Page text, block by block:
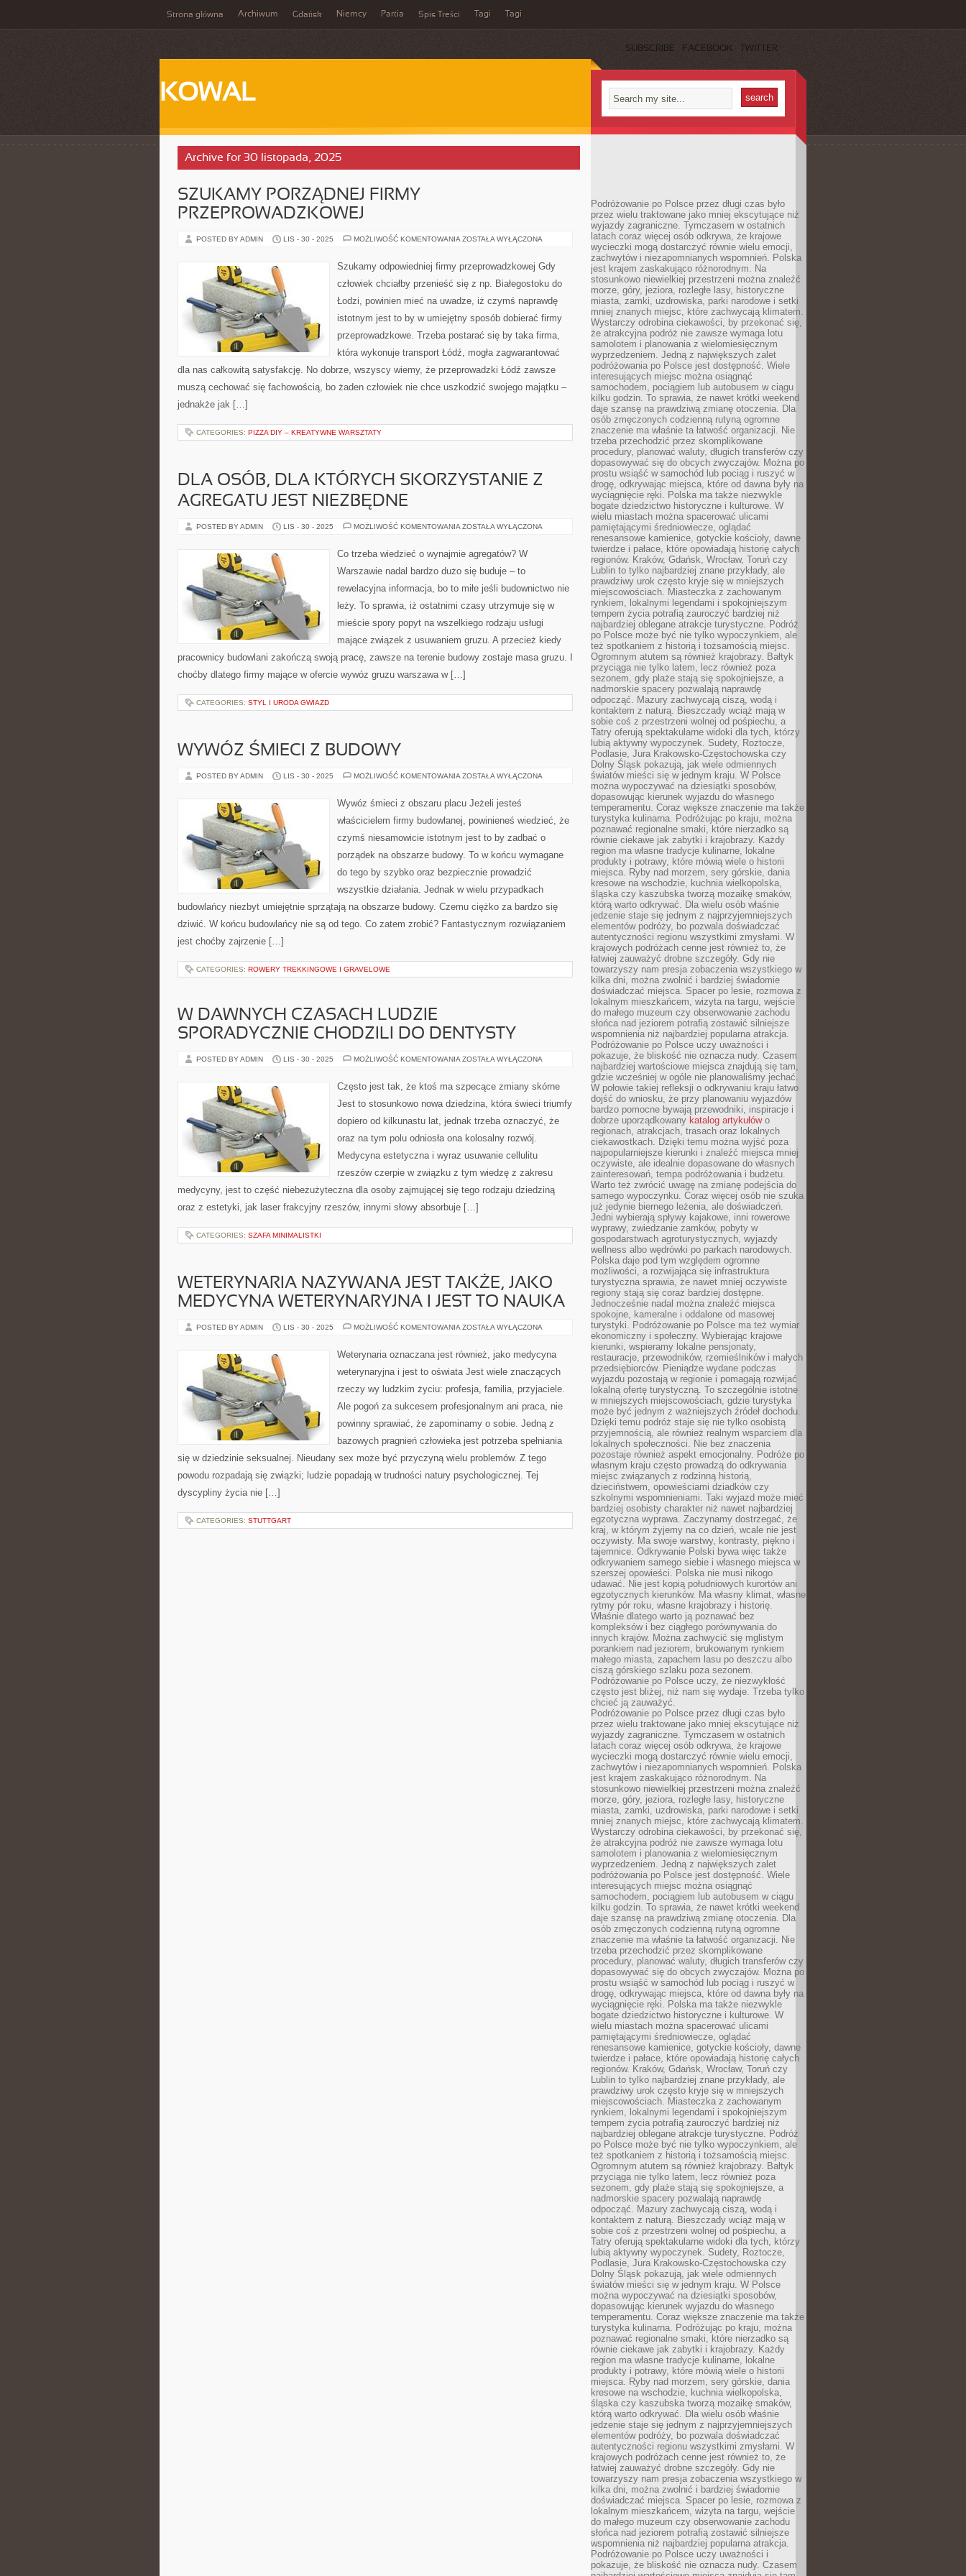
Strona główna Archiwum Gdańsk Niemcy Partia Spis Treści Tagi Tagi
SUBSCRIBE FACEBOOK TWITTER
KOWAL
Archive for 30 listopada, 2025
SZUKAMY PORZĄDNEJ FIRMY
PRZEPROWADZKOWEJ
POSTED BY ADMIN LIS - 30 - 2025 MOŻLIWOŚĆ KOMENTOWANIA SZUKAMY
PRZEPROWADZKOWEJ
ZOSTAŁA WYŁĄCZONA
Szukamy odpowiedniej firmy przeprowadzkowej Gdy
człowiek chciałby przenieść się z np. Białegostoku do
Łodzi, powinien mieć na uwadze, iż czymś naprawdę
istotnym jest to by w umiejętny sposób dobierać firmy
przeprowadzkowe. Trzeba postarać się by taka firma,
która wykonuje transport Łódź, mogła zagwarantować
dla nas całkowitą satysfakcję. No dobrze, wszyscy wiemy, że przeprowadzki Łódź zawsze
muszą cechować się fachowością, bo żaden człowiek nie chce uszkodzić swojego majątku –
jednakże jak […]
CATEGORIES: PIZZA DIY – KREATYWNE WARSZTATY
DLA OSÓB, DLA KTÓRYCH SKORZYSTANIE Z
AGREGATU JEST NIEZBĘDNE
POSTED BY ADMIN LIS - 30 - 2025 MOŻLIWOŚĆ KOMENTOWANIA DLA
SKORZYSTANIE
AGREGATU
NIEZBĘDNE
ZOSTAŁA WYŁĄCZONA
Co trzeba wiedzieć o wynajmie agregatów? W
Warszawie nadal bardzo dużo się buduje – to
rewelacyjna informacja, bo to miłe jeśli budownictwo nie
leży. To sprawia, iż ostatnimi czasy utrzymuje się w
mieście spory popyt na wszelkiego rodzaju usługi
mające związek z usuwaniem gruzu. A przecież kiedy
pracownicy budowlani zakończą swoją pracę, zawsze na terenie budowy zostaje masa gruzu. I
choćby dlatego firmy mające w ofercie wywóz gruzu warszawa w […]
CATEGORIES: STYL I URODA GWIAZD
WYWÓZ ŚMIECI Z BUDOWY
POSTED BY ADMIN LIS - 30 - 2025 MOŻLIWOŚĆ KOMENTOWANIA WYWÓZ
BUDOWY
ZOSTAŁA WYŁĄCZONA
Wywóz śmieci z obszaru placu Jeżeli jesteś
właścicielem firmy budowlanej, powinieneś wiedzieć, że
czymś niesamowicie istotnym jest to by zadbać o
porządek na obszarze budowy. To w końcu wymagane
do tego by szybko oraz bezpiecznie prowadzić
wszystkie działania. Jednak w wielu przypadkach
budowlańcy niezbyt umiejętnie sprzątają na obszarze budowy. Czemu ciężko za bardzo się
dziwić. W końcu budowlańcy nie są od tego. Co zatem zrobić? Fantastycznym rozwiązaniem
jest choćby zajrzenie […]
CATEGORIES: ROWERY TREKKINGOWE I GRAVELOWE
W DAWNYCH CZASACH LUDZIE
SPORADYCZNIE CHODZILI DO DENTYSTY
POSTED BY ADMIN LIS - 30 - 2025 MOŻLIWOŚĆ KOMENTOWANIA W
SPORADYCZNIE
DO
ZOSTAŁA WYŁĄCZONA
Często jest tak, że ktoś ma szpecące zmiany skórne
Jest to stosunkowo nowa dziedzina, która świeci triumfy
dopiero od kilkunastu lat, jednak trzeba oznaczyć, że
oraz na tym polu odniosła ona kolosalny rozwój.
Medycyna estetyczna i wyraz usuwanie cellulitu
rzeszów czerpie w związku z tym wiedzę z zakresu
medycyny, jest to część niebezużyteczna dla osoby zajmującej się tego rodzaju dziedziną
oraz z estetyki, jak laser frakcyjny rzeszów, innymi słowy absorbuje […]
CATEGORIES: SZAFA MINIMALISTKI
WETERYNARIA NAZYWANA JEST TAKŻE, JAKO
MEDYCYNA WETERYNARYJNA I JEST TO NAUKA
POSTED BY ADMIN LIS - 30 - 2025 MOŻLIWOŚĆ KOMENTOWANIA WETERYNARIA
TAKŻE,
JAKO
WETERYNARYJNA
JEST
NAUKA
ZOSTAŁA WYŁĄCZONA
Weterynaria oznaczana jest również, jako medycyna
weterynaryjna i jest to oświata Jest wiele znaczących
rzeczy wy ludzkim życiu: profesja, familia, przyjaciele.
Ale pogoń za sukcesem profesjonalnym ani praca, nie
powinny sprawiać, że zapominamy o sobie. Jedną z
bazowych pragnień człowieka jest potrzeba spełniania
się w dziedzinie seksualnej. Nieudany sex może być przyczyną wielu problemów. Z tego
powodu rozpadają się związki; ludzie popadają w trudności natury psychologicznej. Tej
dyscypliny życia nie […]
CATEGORIES: STUTTGART
Podróżowanie po Polsce przez długi czas było
przez wielu traktowane jako mniej ekscytujące niż
wyjazdy zagraniczne. Tymczasem w ostatnich
latach coraz więcej osób odkrywa, że krajowe
wycieczki mogą dostarczyć równie wielu emocji,
zachwytów i niezapomnianych wspomnień. Polska
jest krajem zaskakująco różnorodnym. Na
stosunkowo niewielkiej przestrzeni można znaleźć
morze, góry, jeziora, rozległe lasy, historyczne
miasta, zamki, uzdrowiska, parki narodowe i setki
mniej znanych miejsc, które zachwycają klimatem.
Wystarczy odrobina ciekawości, by przekonać się,
że atrakcyjna podróż nie zawsze wymaga lotu
samolotem i planowania z wielomiesięcznym
wyprzedzeniem. Jedną z największych zalet
podróżowania po Polsce jest dostępność. Wiele
interesujących miejsc można osiągnąć
samochodem, pociągiem lub autobusem w ciągu
kilku godzin. To sprawia, że nawet krótki weekend
daje szansę na prawdziwą zmianę otoczenia. Dla
osób zmęczonych codzienną rutyną ogromne
znaczenie ma właśnie ta łatwość organizacji. Nie
trzeba przechodzić przez skomplikowane
procedury, planować waluty, długich transferów czy
dopasowywać się do obcych zwyczajów. Można po
prostu wsiąść w samochód lub pociąg i ruszyć w
drogę, odkrywając miejsca, które od dawna były na
wyciągnięcie ręki. Polska ma także niezwykle
bogate dziedzictwo historyczne i kulturowe. W
wielu miastach można spacerować ulicami
pamiętającymi średniowiecze, oglądać
renesansowe kamienice, gotyckie kościoły, dawne
twierdze i pałace, które opowiadają historię całych
regionów. Kraków, Gdańsk, Wrocław, Toruń czy
Lublin to tylko najbardziej znane przykłady, ale
prawdziwy urok często kryje się w mniejszych
miejscowościach. Miasteczka z zachowanym
rynkiem, lokalnymi legendami i spokojniejszym
tempem życia potrafią zauroczyć bardziej niż
najbardziej oblegane atrakcje turystyczne. Podróż
po Polsce może być nie tylko wypoczynkiem, ale
też spotkaniem z historią i tożsamością miejsc.
Ogromnym atutem są również krajobrazy. Bałtyk
przyciąga nie tylko latem, lecz również poza
sezonem, gdy plaże stają się spokojniejsze, a
nadmorskie spacery pozwalają naprawdę
odpocząć. Mazury zachwycają ciszą, wodą i
kontaktem z naturą. Bieszczady wciąż mają w
sobie coś z przestrzeni wolnej od pośpiechu, a
Tatry oferują spektakularne widoki dla tych, którzy
lubią aktywny wypoczynek. Sudety, Roztocze,
Podlasie, Jura Krakowsko-Częstochowska czy
Dolny Śląsk pokazują, jak wiele odmiennych
światów mieści się w jednym kraju. W Polsce
można wypoczywać na dziesiątki sposobów,
dopasowując kierunek wyjazdu do własnego
temperamentu. Coraz większe znaczenie ma także
turystyka kulinarna. Podróżując po kraju, można
poznawać regionalne smaki, które nierzadko są
równie ciekawe jak zabytki i krajobrazy. Każdy
region ma własne tradycje kulinarne, lokalne
produkty i potrawy, które mówią wiele o historii
miejsca. Ryby nad morzem, sery górskie, dania
kresowe na wschodzie, kuchnia wielkopolska,
śląska czy kaszubska tworzą mozaikę smaków,
którą warto odkrywać. Dla wielu osób właśnie
jedzenie staje się jednym z najprzyjemniejszych
elementów podróży, bo pozwala doświadczać
autentyczności regionu wszystkimi zmysłami. W
krajowych podróżach cenne jest również to, że
łatwiej zauważyć drobne szczegóły. Gdy nie
towarzyszy nam presja zobaczenia wszystkiego w
kilka dni, można zwolnić i bardziej świadomie
doświadczać miejsca. Spacer po lesie, rozmowa z
lokalnym mieszkańcem, wizyta na targu, wejście
do małego muzeum czy obserwowanie zachodu
słońca nad jeziorem potrafią zostawić silniejsze
wspomnienia niż najbardziej popularna atrakcja.
Podróżowanie po Polsce uczy uważności i
pokazuje, że bliskość nie oznacza nudy. Czasem
najbardziej wartościowe miejsca znajdują się tam,
gdzie wcześniej w ogóle nie planowaliśmy jechać.
W połowie takiej refleksji o odkrywaniu kraju łatwo
dojść do wniosku, że przy planowaniu wyjazdów
bardzo pomocne bywają przewodniki, inspiracje i
dobrze uporządkowany katalog artykułówo
regionach, atrakcjach, trasach oraz lokalnych
ciekawostkach. Dzięki temu można wyjść poza
najpopularniejsze kierunki i znaleźć miejsca mniej
oczywiste, ale idealnie dopasowane do własnych
zainteresowań, tempa podróżowania i budżetu.
Warto też zwrócić uwagę na zmianę podejścia do
samego wypoczynku. Coraz więcej osób nie szuka
już jedynie biernego leżenia, ale doświadczeń.
Jedni wybierają spływy kajakowe, inni rowerowe
wyprawy, zwiedzanie zamków, pobyty w
gospodarstwach agroturystycznych, wyjazdy
wellness albo wędrówki po parkach narodowych.
Polska daje pod tym względem ogromne
możliwości, a rozwijająca się infrastruktura
turystyczna sprawia, że nawet mniej oczywiste
regiony stają się coraz bardziej dostępne.
Jednocześnie nadal można znaleźć miejsca
spokojne, kameralne i oddalone od masowej
turystyki. Podróżowanie po Polsce ma też wymiar
ekonomiczny i społeczny. Wybierając krajowe
kierunki, wspieramy lokalne pensjonaty,
restauracje, przewodników, rzemieślników i małych
przedsiębiorców. Pieniądze wydane podczas
wyjazdu pozostają w regionie i pomagają rozwijać
lokalną ofertę turystyczną. To szczególnie istotne
w mniejszych miejscowościach, gdzie turystyka
może być jednym z ważniejszych źródeł dochodu.
Dzięki temu podróż staje się nie tylko osobistą
przyjemnością, ale również realnym wsparciem dla
lokalnych społeczności. Nie bez znaczenia
pozostaje również aspekt emocjonalny. Podróże po
własnym kraju często prowadzą do odkrywania
miejsc związanych z rodzinną historią,
dzieciństwem, opowieściami dziadków czy
szkolnymi wspomnieniami. Taki wyjazd może mieć
bardziej osobisty charakter niż nawet najbardziej
egzotyczna wyprawa. Zaczynamy dostrzegać, że
kraj, w którym żyjemy na co dzień, wcale nie jest
oczywisty. Ma swoje warstwy, kontrasty, piękno i
tajemnice. Odkrywanie Polski bywa więc także
odkrywaniem samego siebie i własnego miejsca w
szerszej opowieści. Polska nie musi nikogo
udawać. Nie jest kopią południowych kurortów ani
egzotycznych kierunków. Ma własny klimat, własne
rytmy pór roku, własne krajobrazy i historię.
Właśnie dlatego warto ją poznawać bez
kompleksów i bez ciągłego porównywania do
innych krajów. Można zachwycić się mglistym
porankiem nad jeziorem, brukowanym rynkiem
małego miasta, zapachem lasu po deszczu albo
ciszą górskiego szlaku poza sezonem.
Podróżowanie po Polsce uczy, że niezwykłość
często jest bliżej, niż nam się wydaje. Trzeba tylko
chcieć ją zauważyć.
Podróżowanie po Polsce przez długi czas było
przez wielu traktowane jako mniej ekscytujące niż
wyjazdy zagraniczne. Tymczasem w ostatnich
latach coraz więcej osób odkrywa, że krajowe
wycieczki mogą dostarczyć równie wielu emocji,
zachwytów i niezapomnianych wspomnień. Polska
jest krajem zaskakująco różnorodnym. Na
stosunkowo niewielkiej przestrzeni można znaleźć
morze, góry, jeziora, rozległe lasy, historyczne
miasta, zamki, uzdrowiska, parki narodowe i setki
mniej znanych miejsc, które zachwycają klimatem.
Wystarczy odrobina ciekawości, by przekonać się,
że atrakcyjna podróż nie zawsze wymaga lotu
samolotem i planowania z wielomiesięcznym
wyprzedzeniem. Jedną z największych zalet
podróżowania po Polsce jest dostępność. Wiele
interesujących miejsc można osiągnąć
samochodem, pociągiem lub autobusem w ciągu
kilku godzin. To sprawia, że nawet krótki weekend
daje szansę na prawdziwą zmianę otoczenia. Dla
osób zmęczonych codzienną rutyną ogromne
znaczenie ma właśnie ta łatwość organizacji. Nie
trzeba przechodzić przez skomplikowane
procedury, planować waluty, długich transferów czy
dopasowywać się do obcych zwyczajów. Można po
prostu wsiąść w samochód lub pociąg i ruszyć w
drogę, odkrywając miejsca, które od dawna były na
wyciągnięcie ręki. Polska ma także niezwykle
bogate dziedzictwo historyczne i kulturowe. W
wielu miastach można spacerować ulicami
pamiętającymi średniowiecze, oglądać
renesansowe kamienice, gotyckie kościoły, dawne
twierdze i pałace, które opowiadają historię całych
regionów. Kraków, Gdańsk, Wrocław, Toruń czy
Lublin to tylko najbardziej znane przykłady, ale
prawdziwy urok często kryje się w mniejszych
miejscowościach. Miasteczka z zachowanym
rynkiem, lokalnymi legendami i spokojniejszym
tempem życia potrafią zauroczyć bardziej niż
najbardziej oblegane atrakcje turystyczne. Podróż
po Polsce może być nie tylko wypoczynkiem, ale
też spotkaniem z historią i tożsamością miejsc.
Ogromnym atutem są również krajobrazy. Bałtyk
przyciąga nie tylko latem, lecz również poza
sezonem, gdy plaże stają się spokojniejsze, a
nadmorskie spacery pozwalają naprawdę
odpocząć. Mazury zachwycają ciszą, wodą i
kontaktem z naturą. Bieszczady wciąż mają w
sobie coś z przestrzeni wolnej od pośpiechu, a
Tatry oferują spektakularne widoki dla tych, którzy
lubią aktywny wypoczynek. Sudety, Roztocze,
Podlasie, Jura Krakowsko-Częstochowska czy
Dolny Śląsk pokazują, jak wiele odmiennych
światów mieści się w jednym kraju. W Polsce
można wypoczywać na dziesiątki sposobów,
dopasowując kierunek wyjazdu do własnego
temperamentu. Coraz większe znaczenie ma także
turystyka kulinarna. Podróżując po kraju, można
poznawać regionalne smaki, które nierzadko są
równie ciekawe jak zabytki i krajobrazy. Każdy
region ma własne tradycje kulinarne, lokalne
produkty i potrawy, które mówią wiele o historii
miejsca. Ryby nad morzem, sery górskie, dania
kresowe na wschodzie, kuchnia wielkopolska,
śląska czy kaszubska tworzą mozaikę smaków,
którą warto odkrywać. Dla wielu osób właśnie
jedzenie staje się jednym z najprzyjemniejszych
elementów podróży, bo pozwala doświadczać
autentyczności regionu wszystkimi zmysłami. W
krajowych podróżach cenne jest również to, że
łatwiej zauważyć drobne szczegóły. Gdy nie
towarzyszy nam presja zobaczenia wszystkiego w
kilka dni, można zwolnić i bardziej świadomie
doświadczać miejsca. Spacer po lesie, rozmowa z
lokalnym mieszkańcem, wizyta na targu, wejście
do małego muzeum czy obserwowanie zachodu
słońca nad jeziorem potrafią zostawić silniejsze
wspomnienia niż najbardziej popularna atrakcja.
Podróżowanie po Polsce uczy uważności i
pokazuje, że bliskość nie oznacza nudy. Czasem